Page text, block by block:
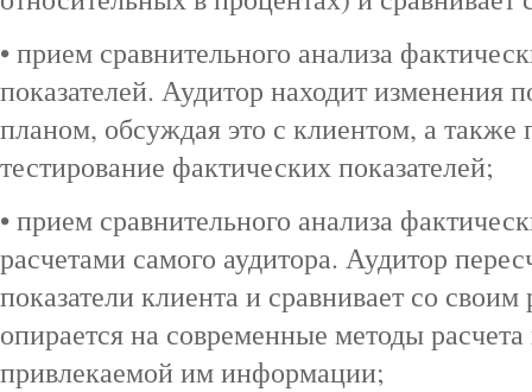
• прием сравнительного анализа
показателей. Аудитор находит изменения
планом, обсуждая это с клиентом, а также
тестирование фактических показателей;
• прием сравнительного анализа
расчетами самого аудитора. Аудитор
показатели клиента и сравнивает со
опирается на современные методы
привлекаемой им информации;